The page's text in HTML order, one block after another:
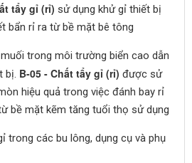
tẩy gỉ (rỉ) sử dụng khử gỉ thiết bị
bẩn rỉ ra từ bề mặt bê tông
trong môi trường biển cao dẫn
bị. B-05 - Chất tẩy gỉ (rỉ) được sử
hiệu quả trong việc đánh bay rỉ
bề mặt kẽm tăng tuổi thọ sử dụng
trong các bu lông, dụng cụ và phụ